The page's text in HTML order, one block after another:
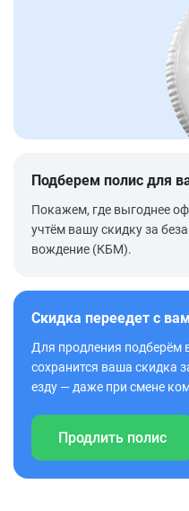
Подберем полис для
Покажем, где выгоднее
учтём вашу скидку за
вождение (КБМ).
Скидка переедет с
Для продления подберём
сохранится ваша скидка
езду — даже при смене
Продлить полис